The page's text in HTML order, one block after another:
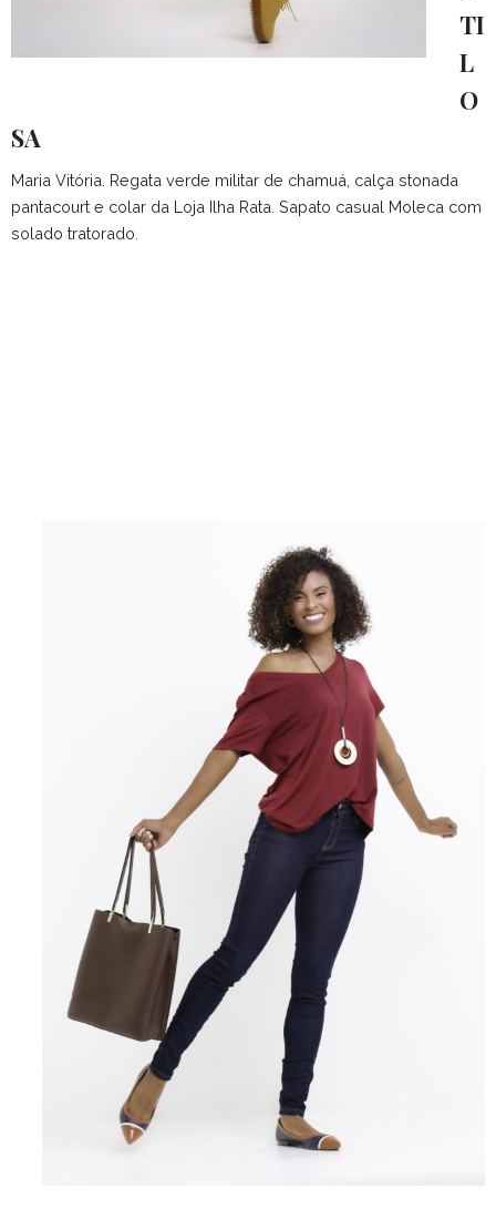
TI
L
O
SA
Maria Vitória. Regata verde militar de chamuá, calça stonada
pantacourt e colar da Loja Ilha Rata. Sapato casual Moleca com
solado tratorado.